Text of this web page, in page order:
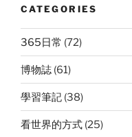
CATEGORIES
365日常 (72)
博物誌 (61)
學習筆記 (38)
看世界的方式 (25)